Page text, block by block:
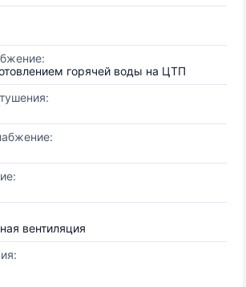
горячей воды на ЦТП
вентиляция